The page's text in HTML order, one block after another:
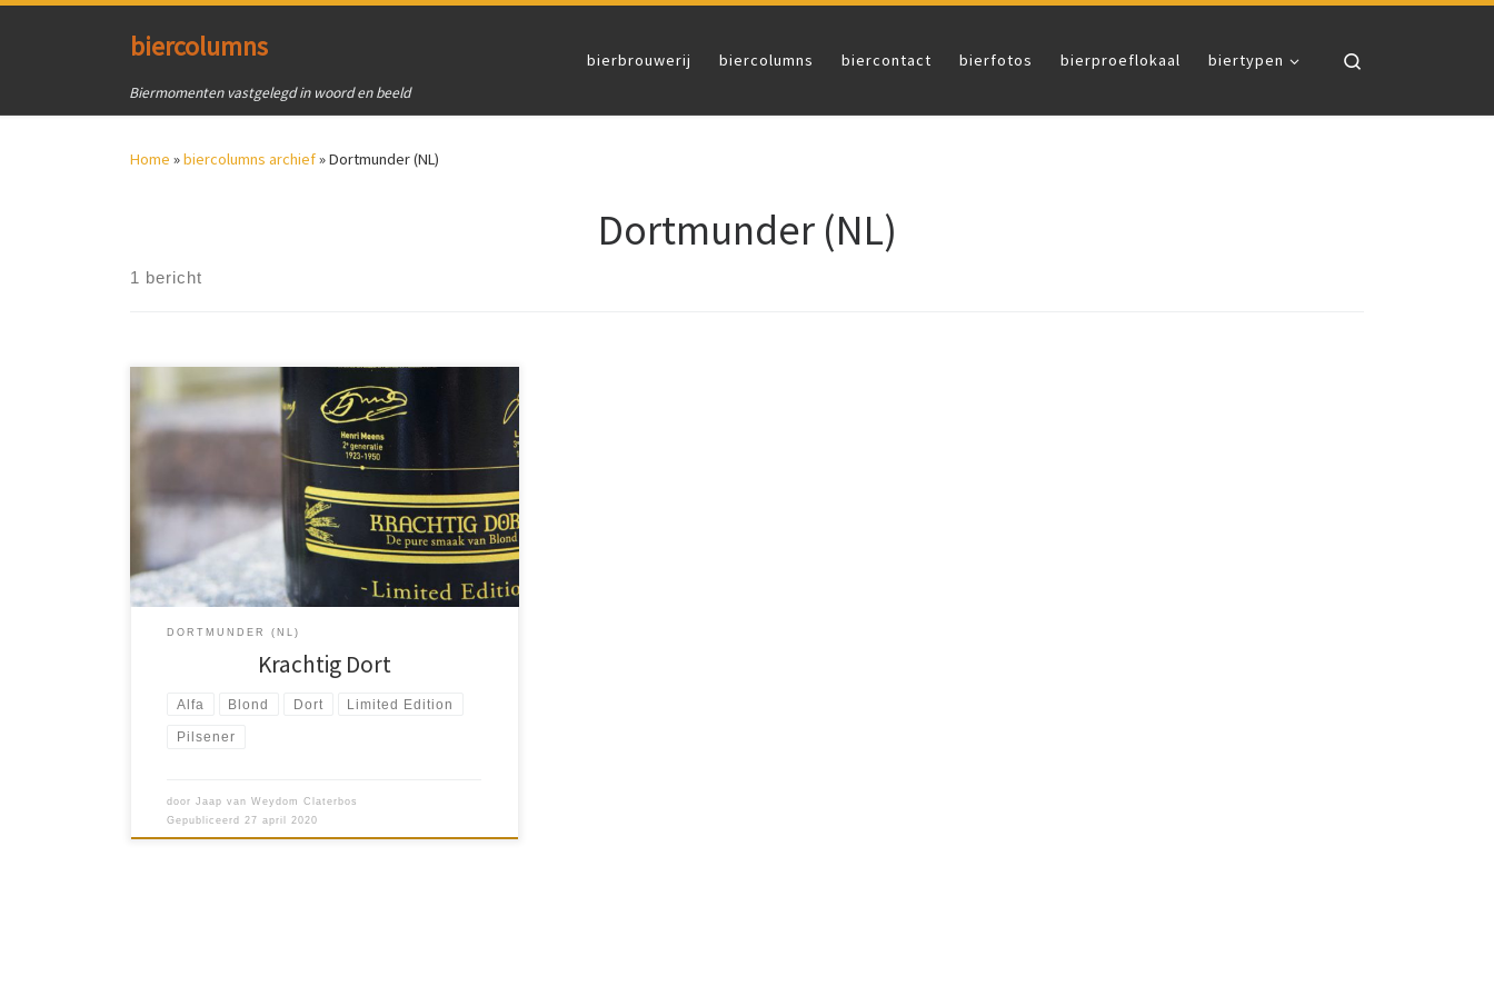
biercolumns
Biermomenten vastgelegd in woord en beeld
bierbrouwerij biercolumns biercontact bierfotos bierproeflokaal biertypen
Home »biercolumns archief»Dortmunder (NL)
Dortmunder (NL)
1 bericht
Mijn vrouw belde mij op vanuit de Deen Supermarkt.
“Er staat een bijzondere fles bier bij Deen, Limited
Edition”, zei mijn vrouw. Dat wilde ik wel zien en
haastte mijn […]
DORTMUNDER (NL)
Krachtig Dort
Alfa Blond Dort Limited Edition
Pilsener
doorJaap van Weydom Claterbos
Gepubliceerd 27 april 2020